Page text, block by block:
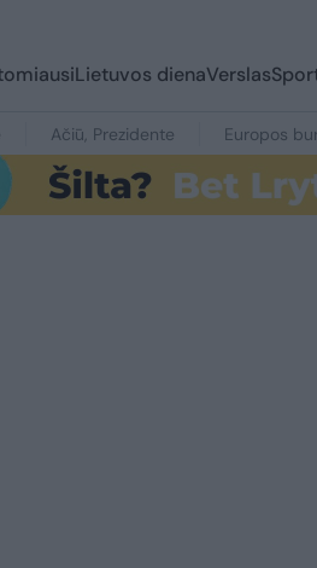
Lietuvos dienaVerslas
Ačiū, Prezidente Europos